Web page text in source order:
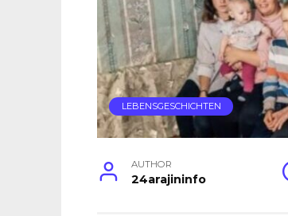
LEBENSGESCHICHTEN
AUTHOR
24arajininfo